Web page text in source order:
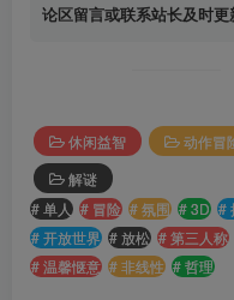
论区留言或联系站长及时更
休闲益智 动作冒
解谜
# 单人 # 冒险 # 氛围 # 3D #
# 开放世界 # 放松 # 第三人称
# 温馨惬意 # 非线性 # 哲理